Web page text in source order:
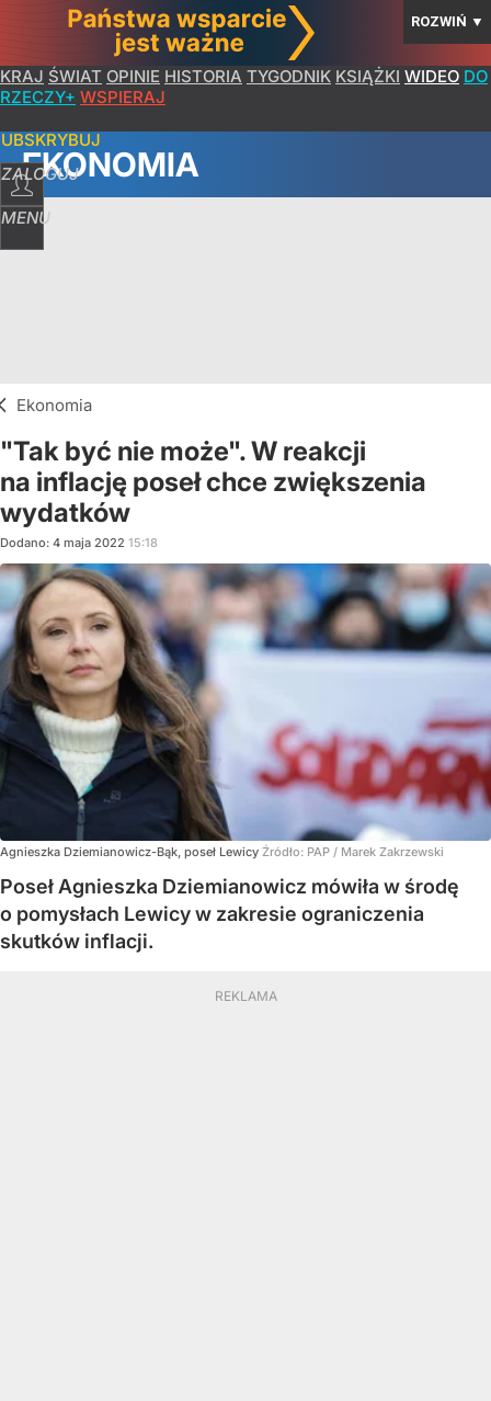
ROZWIŃ ▼
KRAJ ŚWIAT OPINIE HISTORIA TYGODNIK KSIĄŻKI WIDEO DO
RZECZY+ WSPIERAJ
ZALOGUJ
MENU
EKONOMIA
Ekonomia
"Tak być nie może". W reakcji
na inflację poseł chce zwiększenia
wydatków
Dodano: 4 maja 2022 15:18
Agnieszka Dziemianowicz-Bąk, poseł Lewicy Źródło: PAP / Marek Zakrzewski
Poseł Agnieszka Dziemianowicz mówiła w środę
o pomysłach Lewicy w zakresie ograniczenia
skutków inflacji.